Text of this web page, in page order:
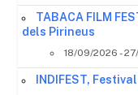
TABACA FILM
dels Pirineus
18/09/2026 -
INDIFEST,